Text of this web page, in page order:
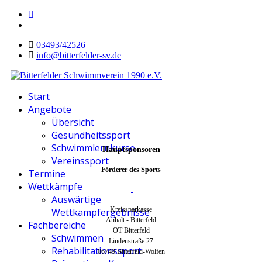
03493/42526
info@bitterfelder-sv.de
Start
Angebote
Übersicht
Gesundheitssport
Schwimmlernkurse
Vereinssport
Termine
Wettkämpfe
Auswärtige
Wettkampfergebnisse
Fachbereiche
Schwimmen
Rehabilitationssport
Hauptsponsoren
Förderer des Sports
Kreissparkasse
Anhalt - Bitterfeld
OT Bitterfeld
Lindenstraße 27
06749 Bitterfeld-Wolfen